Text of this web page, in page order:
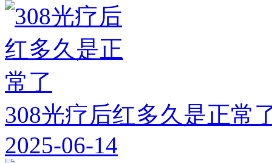
308光疗后红多久是正常
2025-06-14